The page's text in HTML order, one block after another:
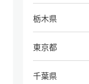
栃木県
東京都
千葉県